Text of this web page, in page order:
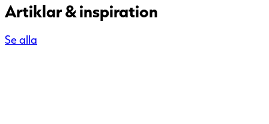
Artiklar & inspiration
Se alla